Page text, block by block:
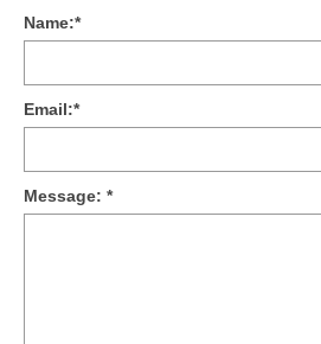
Impressum/Datenschutz
Cookie-Richtlinie (EU)
Name:*
Email:*
Message: *